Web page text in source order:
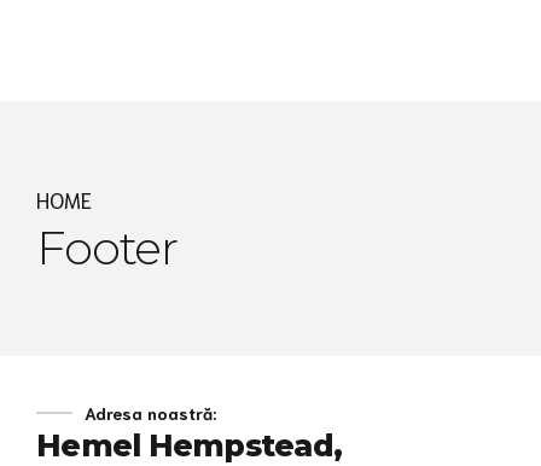
HOME
Footer
Adresa noastră:
Hemel Hempstead,